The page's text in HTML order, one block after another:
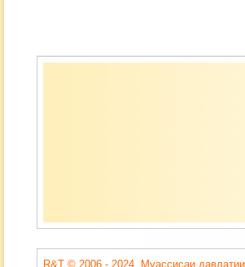
Содержимое
R&T © 2006 - 2024. Муассисаи